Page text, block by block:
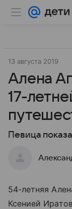
13 августа 2019
Алена
17-
Певица
54-летняя
Ксенией